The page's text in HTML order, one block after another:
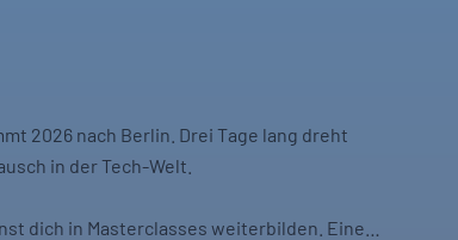
2026 nach Berlin. Drei Tage lang dreht
in der Tech-Welt.
dich in Masterclasses weiterbilden. Eine